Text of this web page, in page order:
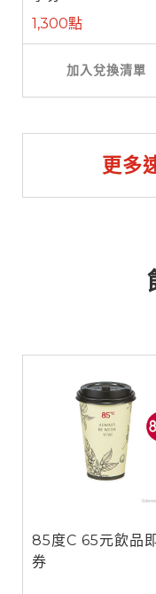
1,300點
加入兌換清單
更多
85度C 65元飲品
券